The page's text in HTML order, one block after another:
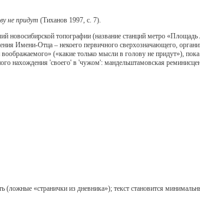
не придут (Тиханов 1997, с. 7).
новосибирской топографии (название станций метро «Площадь
Имени-Отца – некоего первичного сверхозначающего,
(«какие только мысли в голову не придут»),
нахождения 'своего' в 'чужом': мандельштамовская
«странички из дневника»); текст становится